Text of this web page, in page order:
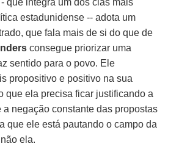
- que integra um dos clãs mais
estadunidense -- adota um
que fala mais de si do que de
consegue priorizar uma
sentido para o povo. Ele
propositivo e positivo na sua
que ela precisa ficar justificando a
negação constante das propostas
que ele está pautando o campo da
ela.